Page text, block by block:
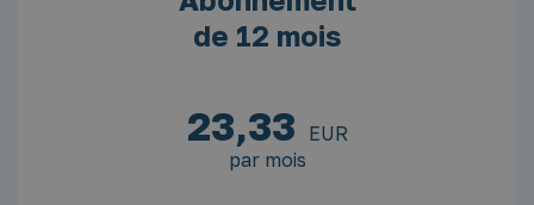
de 12 mois
23,33
EUR
par mois